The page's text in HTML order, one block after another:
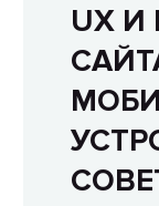
UX И